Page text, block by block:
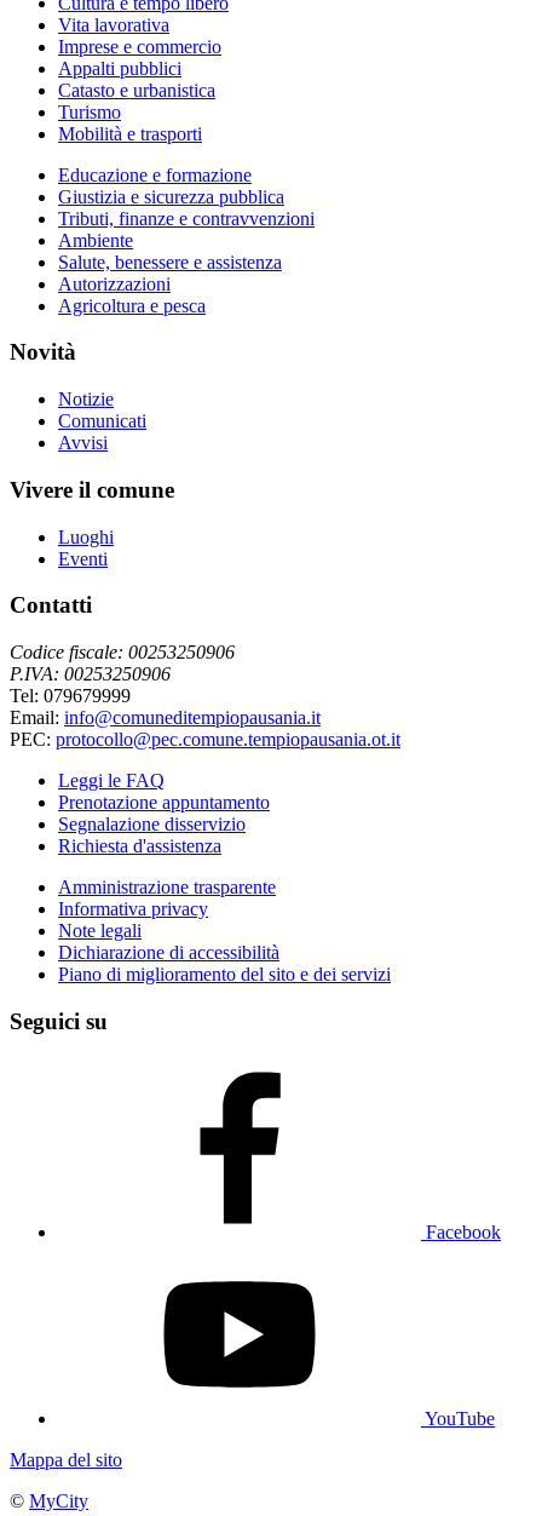
Vita lavorativa
Imprese e commercio
Appalti pubblici
Catasto e urbanistica
Turismo
Mobilità e trasporti
Educazione e formazione
Giustizia e sicurezza pubblica
Tributi, finanze e contravvenzioni
Ambiente
Salute, benessere e assistenza
Autorizzazioni
Agricoltura e pesca
Novità
Notizie
Comunicati
Avvisi
Vivere il comune
Luoghi
Eventi
Contatti
Codice fiscale: 00253250906
P.IVA: 00253250906
Tel: 079679999
Email: info@comuneditempiopausania.it
PEC: protocollo@pec.comune.tempiopausania.ot.it
Leggi le FAQ
Prenotazione appuntamento
Segnalazione disservizio
Richiesta d'assistenza
Amministrazione trasparente
Informativa privacy
Note legali
Dichiarazione di accessibilità
Piano di miglioramento del sito e dei servizi
Seguici su
Facebook
YouTube
Mappa del sito
© MyCity